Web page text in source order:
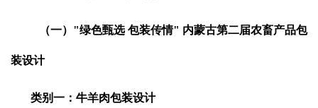
（一）"绿色甄选 包装传情" 内蒙古第二届农畜产品包
装设计
类别一：牛羊肉包装设计